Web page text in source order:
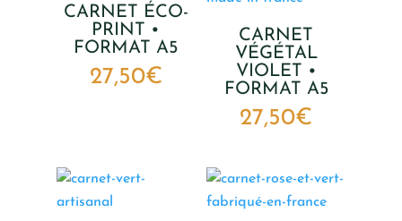
CARNET ÉCO-
PRINT •
FORMAT A5
27,50€
CARNET
VÉGÉTAL
VIOLET •
FORMAT A5
27,50€